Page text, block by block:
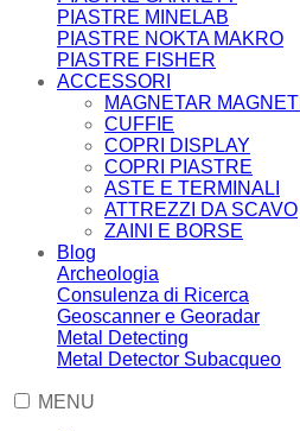
PIASTRE MINELAB
PIASTRE NOKTA MAKRO
PIASTRE FISHER
ACCESSORI
MAGNETAR MAGNETI
CUFFIE
COPRI DISPLAY
COPRI PIASTRE
ASTE E TERMINALI
ATTREZZI DA SCAVO
ZAINI E BORSE
Blog
Archeologia
Consulenza di Ricerca
Geoscanner e Georadar
Metal Detecting
Metal Detector Subacqueo
MENU